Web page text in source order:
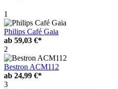
1
Philips Café Gaia
ab 59,03 €*
2
Bestron ACM112
ab 24,99 €*
3